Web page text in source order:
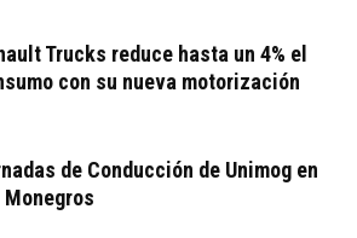
Trucks reduce hasta un 4% el
con su nueva motorización
de Conducción de Unimog en